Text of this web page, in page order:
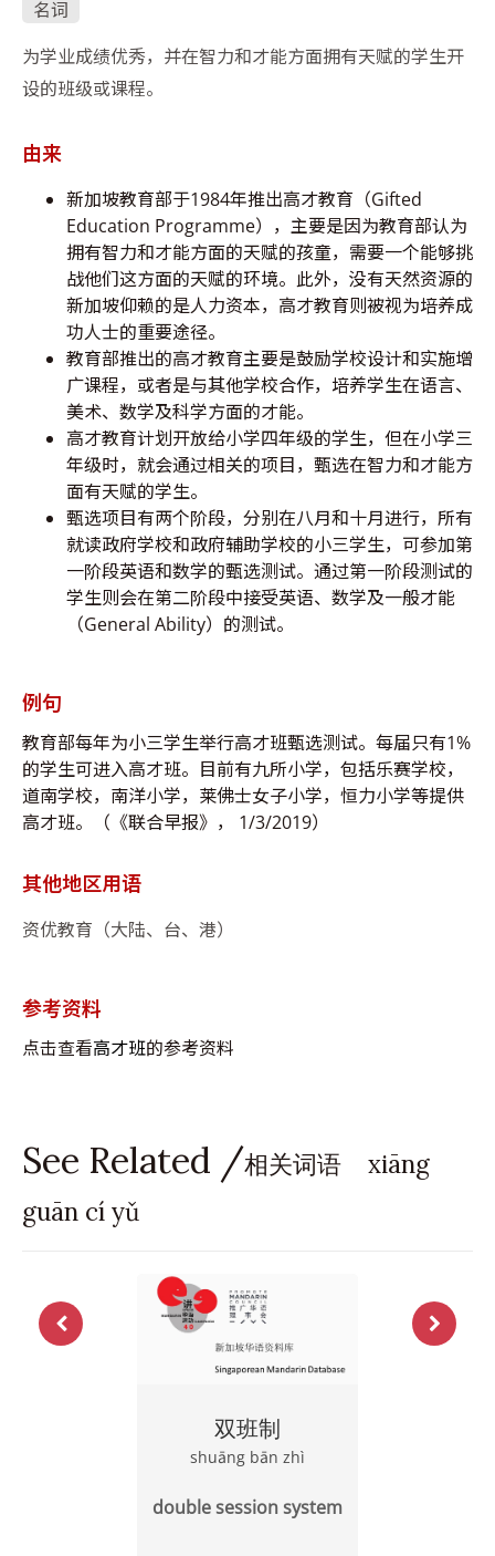
名词
为学业成绩优秀，并在智力和才能方面拥有天赋的学生开
设的班级或课程。
由来
新加坡教育部于1984年推出高才教育（Gifted
Education Programme），主要是因为教育部认为
拥有智力和才能方面的天赋的孩童，需要一个能够挑
战他们这方面的天赋的环境。此外，没有天然资源的
新加坡仰赖的是人力资本，高才教育则被视为培养成
功人士的重要途径。
教育部推出的高才教育主要是鼓励学校设计和实施增
广课程，或者是与其他学校合作，培养学生在语言、
美术、数学及科学方面的才能。
高才教育计划开放给小学四年级的学生，但在小学三
年级时，就会通过相关的项目，甄选在智力和才能方
面有天赋的学生。
甄选项目有两个阶段，分别在八月和十月进行，所有
就读政府学校和政府辅助学校的小三学生，可参加第
一阶段英语和数学的甄选测试。通过第一阶段测试的
学生则会在第二阶段中接受英语、数学及一般才能
（General Ability）的测试。
例句
教育部每年为小三学生举行高才班甄选测试。每届只有1%
的学生可进入高才班。目前有九所小学，包括乐赛学校，
道南学校，南洋小学，莱佛士女子小学，恒力小学等提供
高才班。（《联合早报》， 1/3/2019）
其他地区用语
资优教育（大陆、台、港）
参考资料
点击查看高才班的参考资料
See Related /相关词语 xiāng
guān cí yǔ
双班制
shuāng bān zhì
double session system